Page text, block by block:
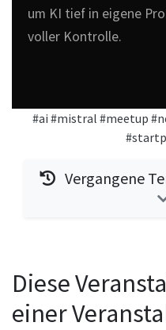
um KI tief in eigene
voller Kontrolle.
#ai #mistral #meetup
Vergangene
Diese
einer